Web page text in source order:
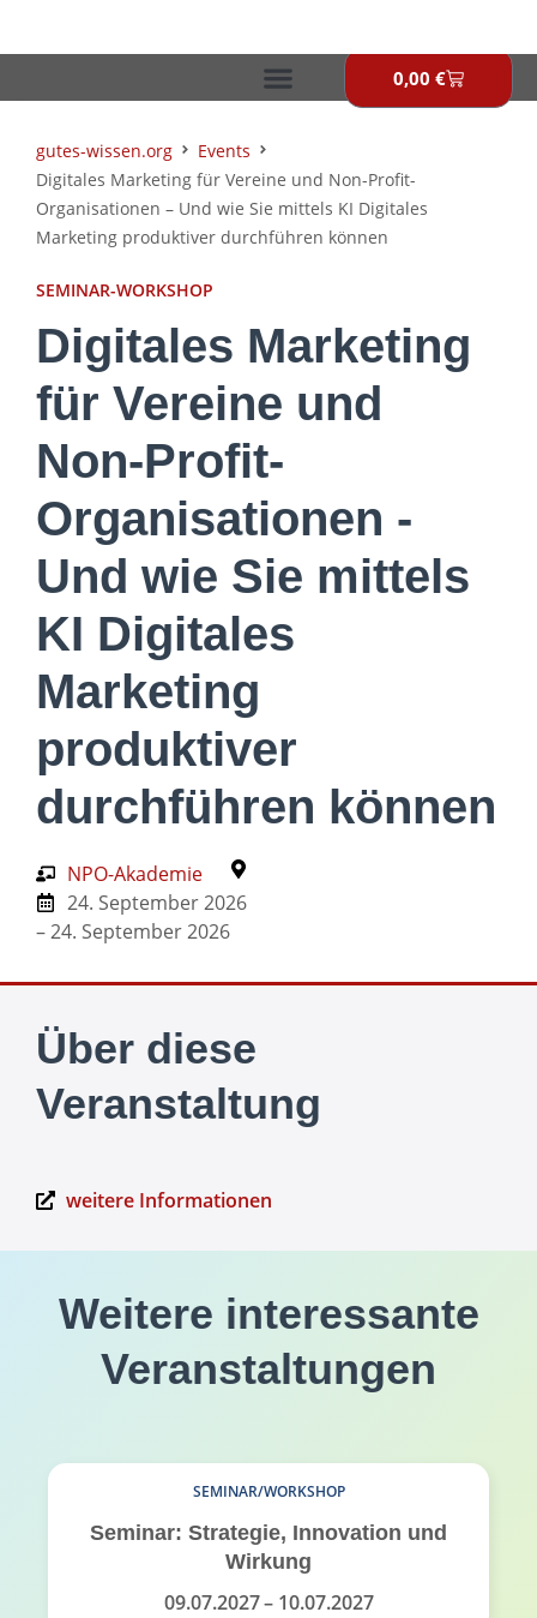
0,00 €
gutes-wissen.org
Events
Digitales Marketing für Vereine und Non-Profit-
Organisationen – Und wie Sie mittels KI Digitales
Marketing produktiver durchführen können
SEMINAR-WORKSHOP
Digitales Marketing
für Vereine und
Non-Profit-
Organisationen -
Und wie Sie mittels
KI Digitales
Marketing
produktiver
durchführen können
NPO-Akademie
24. September 2026
– 24. September 2026
Über diese
Veranstaltung
weitere Informationen
Weitere interessante
Veranstaltungen
SEMINAR/WORKSHOP
Seminar: Strategie, Innovation und
Wirkung
09.07.2027– 10.07.2027